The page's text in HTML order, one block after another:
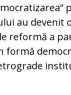
au devenit
reformă a
formă